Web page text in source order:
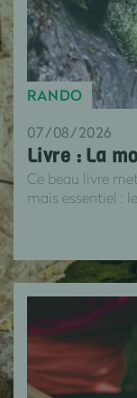
RANDO
07/08/2026
Livre : La
Ce beau livre
mais essentiel :